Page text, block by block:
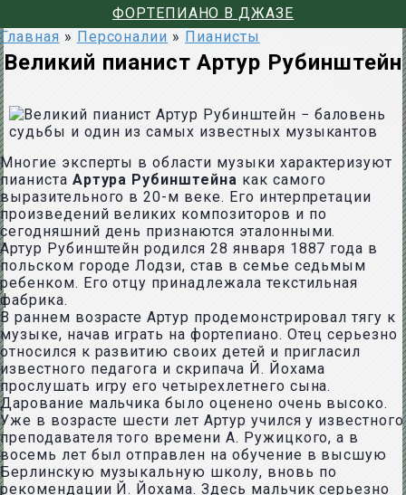
ФОРТЕПИАНО В ДЖАЗЕ
Главная » Персоналии » Пианисты
Великий пианист Артур Рубинштейн
Многие эксперты в области музыки характеризуют
пианиста Артура Рубинштейна как самого
выразительного в 20-м веке. Его интерпретации
произведений великих композиторов и по
сегодняшний день признаются эталонными.
Артур Рубинштейн родился 28 января 1887 года в
польском городе Лодзи, став в семье седьмым
ребенком. Его отцу принадлежала текстильная
фабрика.
В раннем возрасте Артур продемонстрировал тягу к
музыке, начав играть на фортепиано. Отец серьезно
относился к развитию своих детей и пригласил
известного педагога и скрипача Й. Йохама
прослушать игру его четырехлетнего сына.
Дарование мальчика было оценено очень высоко.
Уже в возрасте шести лет Артур учился у известного
преподавателя того времени А. Ружицкого, а в
восемь лет был отправлен на обучение в высшую
Берлинскую музыкальную школу, вновь по
рекомендации Й. Йохама. Здесь мальчик серьезно